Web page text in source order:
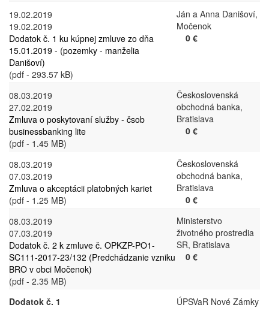
19.02.2019
19.02.2019
Dodatok č. 1 ku kúpnej zmluve zo dňa
15.01.2019 - (pozemky - manželia
Danišoví)
(pdf - 293.57 kB)
Ján a Anna Danišoví,
Močenok
0 €
08.03.2019
27.02.2019
Zmluva o poskytovaní služby - čsob
businessbanking lite
(pdf - 1.45 MB)
Československá
obchodná banka,
Bratislava
0 €
08.03.2019
07.03.2019
Zmluva o akceptácii platobných kariet
(pdf - 1.25 MB)
Československá
obchodná banka,
Bratislava
0 €
08.03.2019
07.03.2019
Dodatok č. 2 k zmluve č. OPKZP-PO1-
SC111-2017-23/132 (Predchádzanie vzniku
BRO v obci Močenok)
(pdf - 2.35 MB)
Ministerstvo
životného prostredia
SR, Bratislava
0 €
Dodatok č. 1
ÚPSVaR Nové Zámky